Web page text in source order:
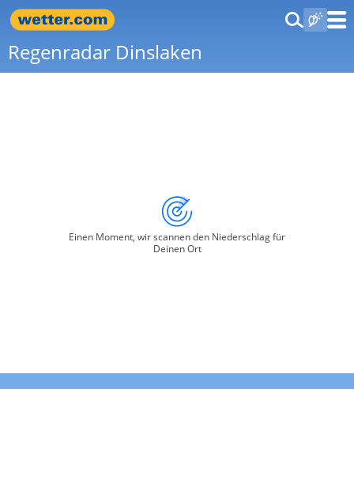
Regenradar Dinslaken
Einen Moment, wir scannen den Niederschlag für
Deinen Ort